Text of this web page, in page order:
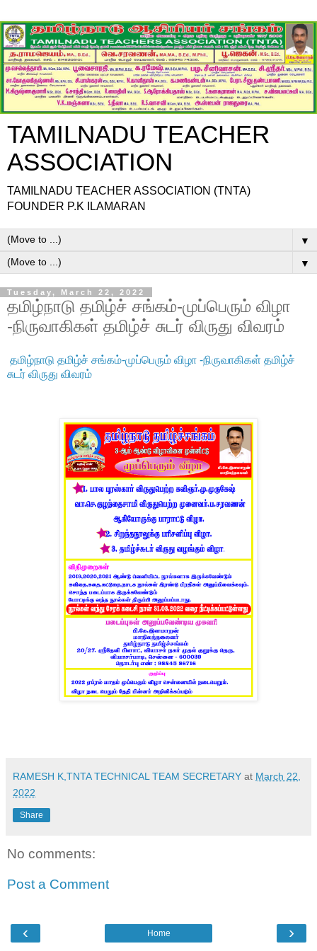
TAMILNADU TEACHER
ASSOCIATION
TAMILNADU TEACHER ASSOCIATION (TNTA)
FOUNDER P.K ILAMARAN
▼
▼
Tuesday, March 22, 2022
தமிழ்நாடு தமிழ்ச் சங்கம்-முப்பெரும் விழா
-நிருவாகிகள் தமிழ்ச் சுடர் விருது விவரம்
தமிழ்நாடு தமிழ்ச் சங்கம்-முப்பெரும் விழா -நிருவாகிகள் தமிழ்ச்
சுடர் விருது விவரம்
RAMESH K,TNTA TECHNICAL TEAM SECRETARY at March 22,
2022
Share
No comments:
Post a Comment
‹ ›
Home